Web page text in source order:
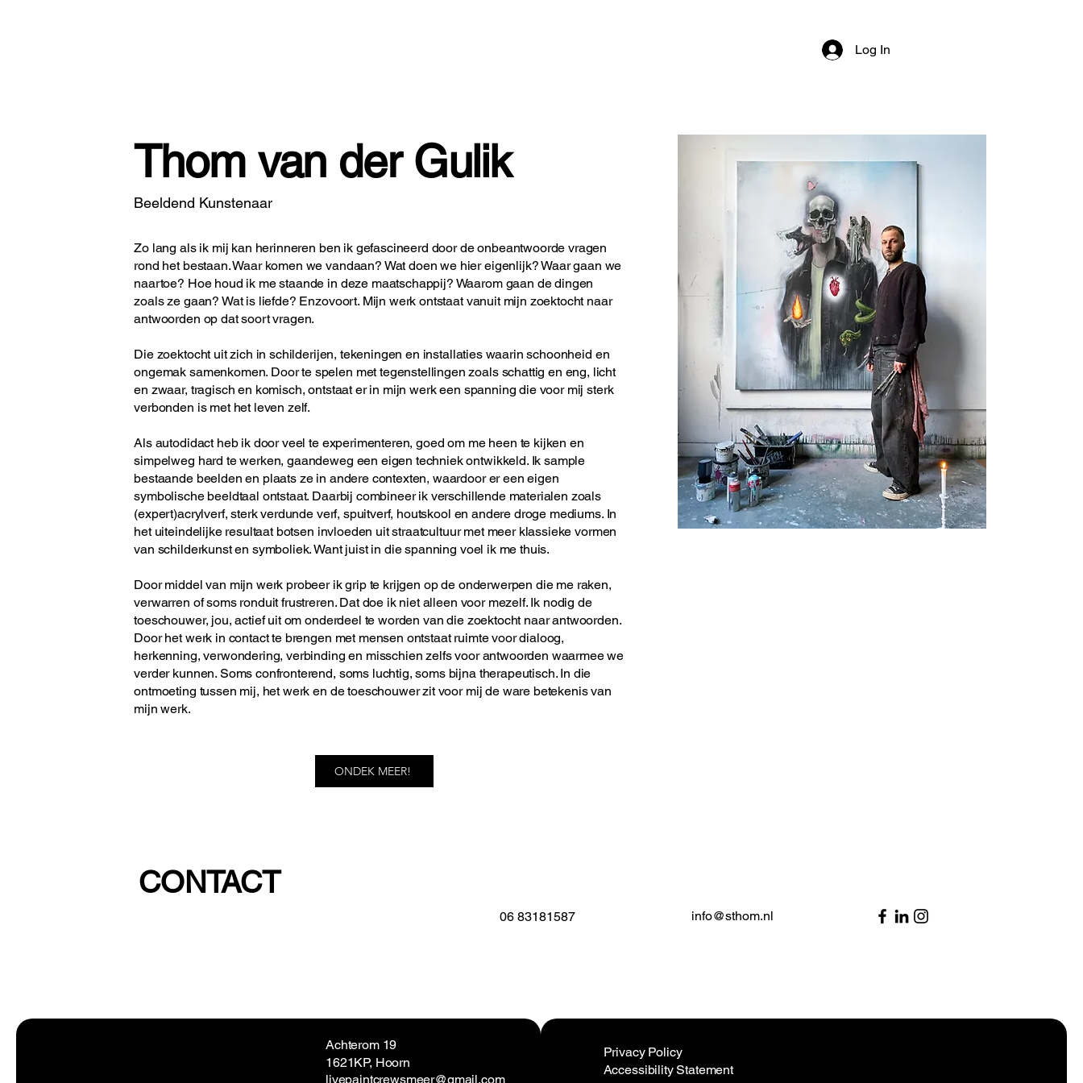
Log In
Thom van der Gulik
Beeldend Kunstenaar
Zo lang als ik mij kan herinneren ben ik gefascineerd door de onbeantwoorde vragen
rond het bestaan. Waar komen we vandaan? Wat doen we hier eigenlijk? Waar gaan we
naartoe? Hoe houd ik me staande in deze maatschappij? Waarom gaan de dingen
zoals ze gaan? Wat is liefde? Enzovoort. Mijn werk ontstaat vanuit mijn zoektocht naar
antwoorden op dat soort vragen.
Die zoektocht uit zich in schilderijen, tekeningen en installaties waarin schoonheid en
ongemak samenkomen. Door te spelen met tegenstellingen zoals schattig en eng, licht
en zwaar, tragisch en komisch, ontstaat er in mijn werk een spanning die voor mij sterk
verbonden is met het leven zelf.
Als autodidact heb ik door veel te experimenteren, goed om me heen te kijken en
simpelweg hard te werken, gaandeweg een eigen techniek ontwikkeld. Ik sample
bestaande beelden en plaats ze in andere contexten, waardoor er een eigen
symbolische beeldtaal ontstaat. Daarbij combineer ik verschillende materialen zoals
(expert)acrylverf, sterk verdunde verf, spuitverf, houtskool en andere droge mediums. In
het uiteindelijke resultaat botsen invloeden uit straatcultuur met meer klassieke vormen
van schilderkunst en symboliek. Want juist in die spanning voel ik me thuis.
Door middel van mijn werk probeer ik grip te krijgen op de onderwerpen die me raken,
verwarren of soms ronduit frustreren. Dat doe ik niet alleen voor mezelf. Ik nodig de
toeschouwer, jou, actief uit om onderdeel te worden van die zoektocht naar antwoorden.
Door het werk in contact te brengen met mensen ontstaat ruimte voor dialoog,
herkenning, verwondering, verbinding en misschien zelfs voor antwoorden waarmee we
verder kunnen. Soms confronterend, soms luchtig, soms bijna therapeutisch. In die
ontmoeting tussen mij, het werk en de toeschouwer zit voor mij de ware betekenis van
mijn werk.
ONDEK MEER!
CONTACT
06 83181587 info@sthom.nl
livepaintcrewsmeer@gmail.com
Achterom 19
1621KP, Hoorn
Privacy Policy
Accessibility Statement​